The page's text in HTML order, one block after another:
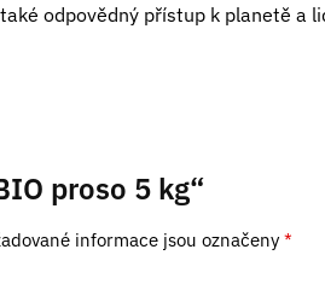
odpovědný přístup k planetě a
proso 5 kg“
informace jsou označeny *